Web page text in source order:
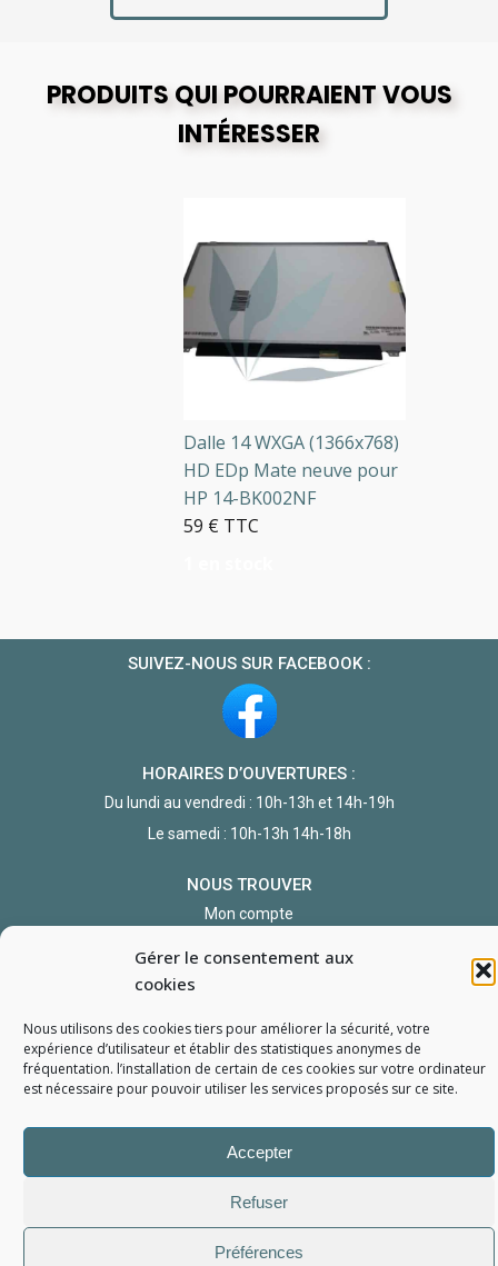
Gérer le consentement aux
cookies
Nous utilisons des cookies tiers pour améliorer la sécurité, votre
expérience d’utilisateur et établir des statistiques anonymes de
fréquentation. l’installation de certain de ces cookies sur votre ordinateur
est nécessaire pour pouvoir utiliser les services proposés sur ce site.
Accepter
Refuser
Préférences
PRODUITS QUI POURRAIENT VOUS
INTÉRESSER
Dalle 14 WXGA (1366x768)
HD EDp Mate neuve pour
HP 14-BK002NF
59 € TTC
SUIVEZ-NOUS SUR FACEBOOK :
HORAIRES D’OUVERTURES :
Du lundi au vendredi : 10h-13h et 14h-19h
Le samedi : 10h-13h 14h-18h
NOUS TROUVER
Mon compte
L'Atelier du Portable2006 - 2026Tous droits réservés
Politique de confidentialité